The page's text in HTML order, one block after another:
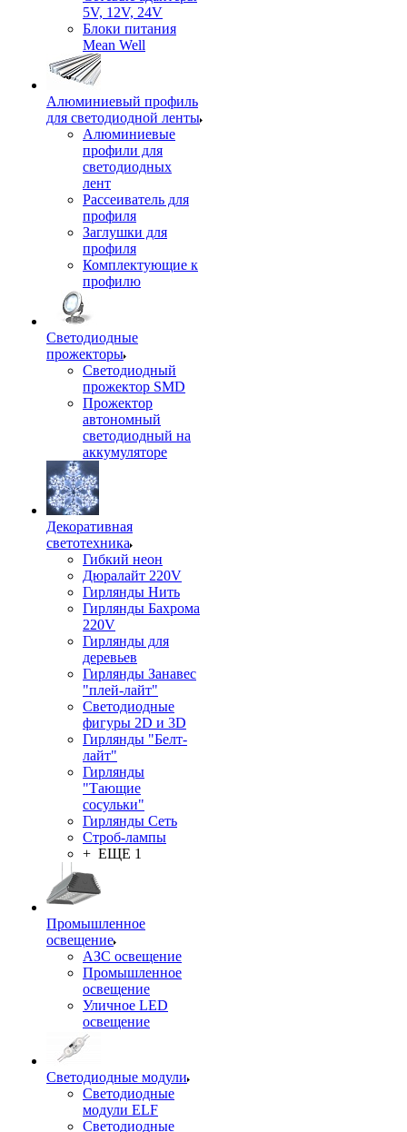
5V, 12V, 24V
Блоки питания
Mean Well
Алюминиевый профиль
для светодиодной ленты
Алюминиевые
профили для
светодиодных
лент
Рассеиватель для
профиля
Заглушки для
профиля
Комплектующие к
профилю
Светодиодные
прожекторы
Светодиодный
прожектор SMD
Прожектор
автономный
светодиодный на
аккумуляторе
Декоративная
светотехника
Гибкий неон
Дюралайт 220V
Гирлянды Нить
Гирлянды Бахрома
220V
Гирлянды для
деревьев
Гирлянды Занавес
"плей-лайт"
Светодиодные
фигуры 2D и 3D
Гирлянды "Белт-
лайт"
Гирлянды
"Тающие
сосульки"
Гирлянды Сеть
Строб-лампы
+ ЕЩЕ 1
Промышленное
освещение
АЗС освещение
Промышленное
освещение
Уличное LED
освещение
Светодиодные модули
Светодиодные
модули ELF
Светодиодные